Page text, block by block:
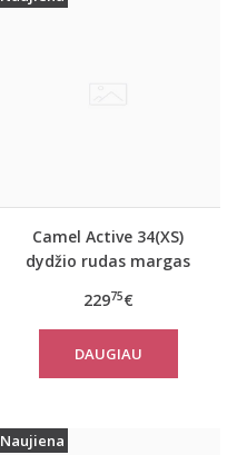
Camel Active 34(XS)
dydžio rudas margas
paltas 310050 6F32
22975€
DAUGIAU
Naujiena